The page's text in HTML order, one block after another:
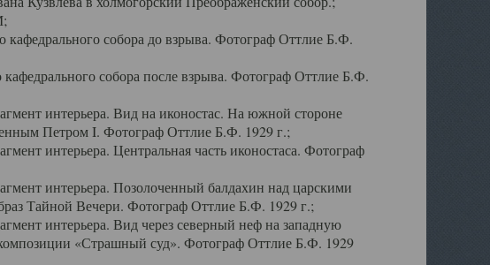
собора до взрыва. Фотограф Оттлие Б.Ф.
собора после взрыва. Фотограф Оттлие Б.Ф.
интерьера. Вид на иконостас. На южной стороне
Петром I. Фотограф Оттлие Б.Ф. 1929 г.;
интерьера. Центральная часть иконостаса. Фотограф
интерьера. Позолоченный балдахин над царскими
Тайной Вечери. Фотограф Оттлие Б.Ф. 1929 г.;
интерьера. Вид через северный неф на западную
«Страшный суд». Фотограф Оттлие Б.Ф. 1929